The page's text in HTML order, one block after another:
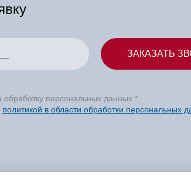
обработку персональных данных *
политикой в области обработки персональных